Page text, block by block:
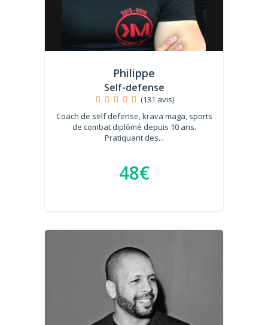
Philippe
Self-defense
(131 avis)
Coach de self defense, krava maga, sports
de combat diplômé depuis 10 ans.
Pratiquant des...
48€